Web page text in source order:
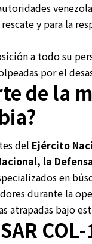
y para la
a todo su
por el
de la
del Ejército
la
en
durante la
atrapadas bajo
COL-